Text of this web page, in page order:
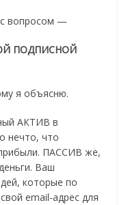
с вопросом —
ПОДПИСНОЙ
я объясню.
АКТИВ в
нечто, что
ПАССИВ же,
Ваш
которые по
email-адрес для